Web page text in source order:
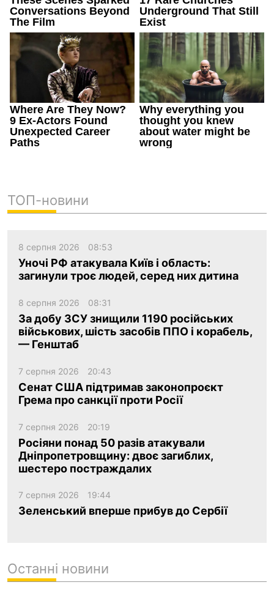
ТОП-новини
8 серпня 2026 08:53
Уночі РФ атакувала Київ і область:
загинули троє людей, серед них дитина
8 серпня 2026 08:31
За добу ЗСУ знищили 1190 російських
військових, шість засобів ППО і корабель,
— Генштаб
7 серпня 2026 20:43
Сенат США підтримав законопроєкт
Грема про санкції проти Росії
7 серпня 2026 20:19
Росіяни понад 50 разів атакували
Дніпропетровщину: двоє загиблих,
шестеро постраждалих
7 серпня 2026 19:44
Зеленський вперше прибув до Сербії
Останні новини